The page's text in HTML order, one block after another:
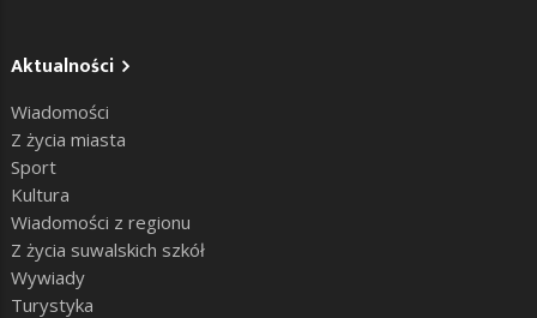
Aktualności
Wiadomości
Z życia miasta
Sport
Kultura
Wiadomości z regionu
Z życia suwalskich szkół
Wywiady
Turystyka